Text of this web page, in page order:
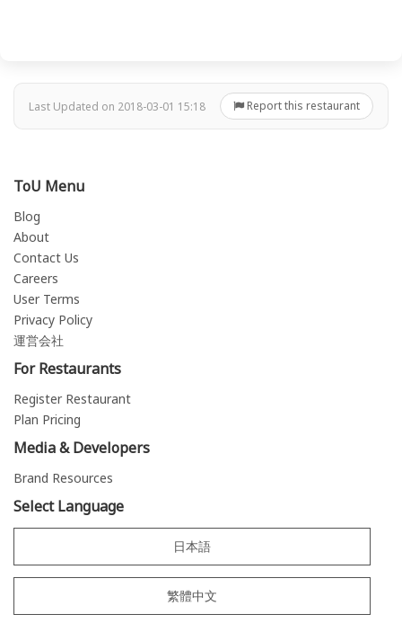
Last Updated on 2018-03-01 15:18 Report this restaurant
ToU Menu
Blog
About
Contact Us
Careers
User Terms
Privacy Policy
運営会社
For Restaurants
Register Restaurant
Plan Pricing
Media & Developers
Brand Resources
Select Language
日本語
繁體中文